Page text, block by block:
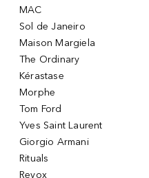
MAC
Sol de Janeiro
Maison Margiela
The Ordinary
Kérastase
Morphe
Tom Ford
Yves Saint Laurent
Giorgio Armani
Rituals
Revox